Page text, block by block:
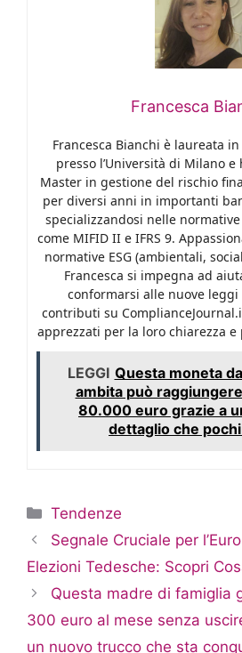
Francesca
Francesca Bianchi è laureata
presso l’Università di Milano
Master in gestione del rischio
per diversi anni in importanti
specializzandosi nelle
come MIFID II e IFRS 9.
normative ESG (ambientali,
Francesca si impegna ad
conformarsi alle nuove leggi
contributi su
apprezzati per la loro chiarezza
LEGGI Questa moneta
ambita può
80.000 euro grazie a
dettaglio che
Categorie
Tendenze
Segnale Cruciale per
Elezioni Tedesche: Scopri
Questa madre di famiglia
300 euro al mese senza
un nuovo trucco che sta